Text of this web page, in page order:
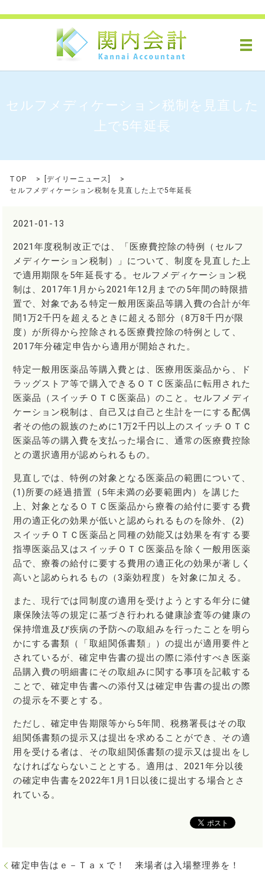
メ
セルフメディケーション税制を見直した
上で5年延長
TOP デイリーニュース
セルフメディケーション税制を見直した上で5年延長
2021-01-13
2021年度税制改正では、「医療費控除の特例（セルフ
メディケーション税制）」について、制度を見直した上
で適用期限を5年延長する。セルフメディケーション税
制は、2017年1月から2021年12月までの5年間の時限措
置で、対象である特定一般用医薬品等購入費の合計が年
間1万2千円を超えるときに超える部分（8万8千円が限
度）が所得から控除される医療費控除の特例として、
2017年分確定申告から適用が開始された。
特定一般用医薬品等購入費とは、医療用医薬品から、ド
ラッグストア等で購入できるＯＴＣ医薬品に転用された
医薬品（スイッチＯＴＣ医薬品）のこと。セルフメディ
ケーション税制は、自己又は自己と生計を一にする配偶
者その他の親族のために1万2千円以上のスイッチＯＴＣ
医薬品等の購入費を支払った場合に、通常の医療費控除
との選択適用が認められるもの。
見直しでは、特例の対象となる医薬品の範囲について、
(1)所要の経過措置（5年未満の必要範囲内）を講じた
上、対象となるＯＴＣ医薬品から療養の給付に要する費
用の適正化の効果が低いと認められるものを除外、(2)
スイッチＯＴＣ医薬品と同種の効能又は効果を有する要
指導医薬品又はスイッチＯＴＣ医薬品を除く一般用医薬
品で、療養の給付に要する費用の適正化の効果が著しく
高いと認められるもの（3薬効程度）を対象に加える。
また、現行では同制度の適用を受けようとする年分に健
康保険法等の規定に基づき行われる健康診査等の健康の
保持増進及び疾病の予防への取組みを行ったことを明ら
かにする書類（「取組関係書類」）の提出が適用要件と
されているが、確定申告書の提出の際に添付すべき医薬
品購入費の明細書にその取組みに関する事項を記載する
ことで、確定申告書への添付又は確定申告書の提出の際
の提示を不要とする。
ただし、確定申告期限等から5年間、税務署長はその取
組関係書類の提示又は提出を求めることができ、その適
用を受ける者は、その取組関係書類の提示又は提出をし
なければならないこととする。適用は、2021年分以後
の確定申告書を2022年1月1日以後に提出する場合とさ
れている。
確定申告はｅ－Ｔａｘで！ 来場者は入場整理券を！